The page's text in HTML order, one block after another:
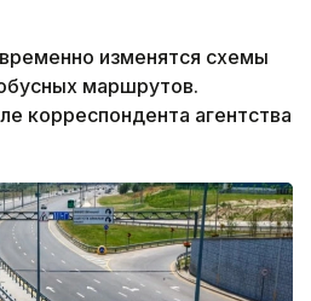
изменятся схемы
маршрутов.
корреспондента агентства